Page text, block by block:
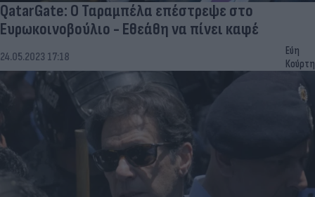
QatarGate: Ο Ταραμπέλα επέστρεψε στο
Ευρωκοινοβούλιο - Εθεάθη να πίνει καφέ
24.05.2023 17:18
Εύη
Κούρτη